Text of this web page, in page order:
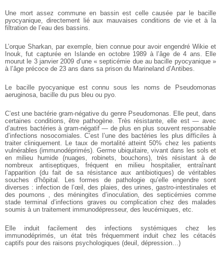
Une mort assez commune en bassin est celle causée par le bacille
pyocyanique, directement lié aux mauvaises conditions de vie et à la
filtration de l’eau des bassins.
L’orque Sharkan, par exemple, bien connue pour avoir engendré Wikie et
Inouk, fut capturée en Islande en octobre 1989 à l’âge de 4 ans. Elle
mourut le 3 janvier 2009 d’une « septicémie due au bacille pyocyanique »
à l’âge précoce de 23 ans dans sa prison du Marineland d’Antibes.
Le bacille pyocyanique est connu sous les noms de Pseudomonas
aeruginosa, bacille du pus bleu ou pyo.
C’est une bactérie gram-négative du genre Pseudomonas. Elle peut, dans
certaines conditions, être pathogène. Très résistante, elle est — avec
d’autres bactéries à gram-négatif — de plus en plus souvent responsable
d’infections nosocomiales. C’est l’une des bactéries les plus difficiles à
traiter cliniquement. Le taux de mortalité atteint 50% chez les patients
vulnérables (immunodéprimés). Germe ubiquitaire, vivant dans les sols et
en milieu humide (nuages, robinets, bouchons), très résistant à de
nombreux antiseptiques, fréquent en milieu hospitalier, entraînant
l’apparition (du fait de sa résistance aux antibiotiques) de véritables
souches d’hôpital. Les formes de pathologie qu’elle engendre sont
diverses : infection de l’œil, des plaies, des urines, gastro-intestinales et
des poumons , des méningites d’inoculation, des septicémies comme
stade terminal d’infections graves ou complication chez des malades
soumis à un traitement immunodépresseur, des leucémiques, etc.
Elle induit facilement des infections systémiques chez les
immunodéprimés, un état très fréquemment induit chez les cétacés
captifs pour des raisons psychologiques (deuil, dépression…)